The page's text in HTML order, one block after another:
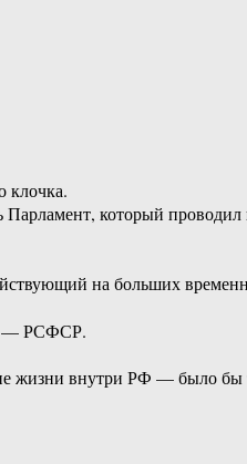
клочка.
который
на больших
— РСФСР.
жизни внутри РФ — было